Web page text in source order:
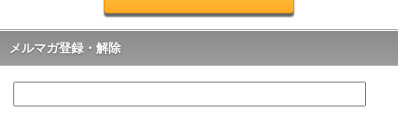
メルマガ登録・解除